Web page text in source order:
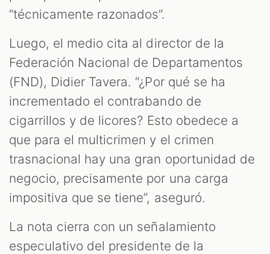
“técnicamente razonados”.
Luego, el medio cita al director de la
Federación Nacional de Departamentos
(FND), Didier Tavera. “¿Por qué se ha
incrementado el contrabando de
cigarrillos y de licores? Esto obedece a
que para el multicrimen y el crimen
trasnacional hay una gran oportunidad de
negocio, precisamente por una carga
impositiva que se tiene”, aseguró.
La nota cierra con un señalamiento
especulativo del presidente de la